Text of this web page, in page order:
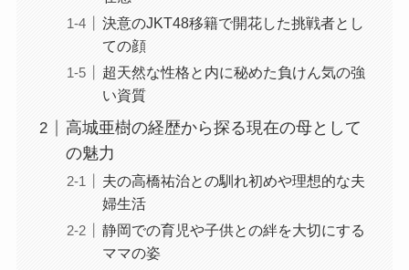
決意のJKT48移籍で開花した挑戦者とし
ての顔
超天然な性格と内に秘めた負けん気の強
い資質
高城亜樹の経歴から探る現在の母として
の魅力
夫の高橋祐治との馴れ初めや理想的な夫
婦生活
静岡での育児や子供との絆を大切にする
ママの姿